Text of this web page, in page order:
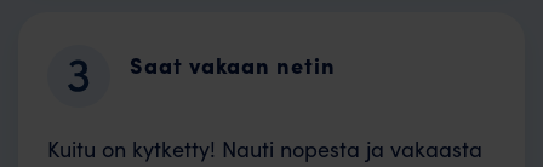
Saat vakaan netin
Kuitu on kytketty! Nauti nopesta ja vakaasta